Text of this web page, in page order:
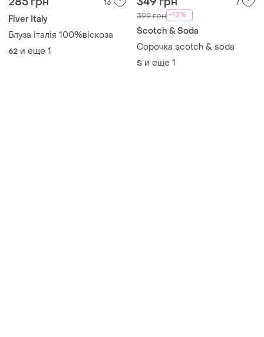
285 грн 13
Fiver Italy
Блуза італія 100%віскоза
62 и еще 1
349 грн 7
399 грн -13%
Scotch & Soda
Сорочка scotch & soda
S и еще 1